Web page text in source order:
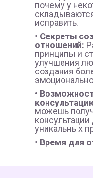
• Время для
•
можешь
уникальных
• Секреты
отношений:
принципы и
улучшения
создания
почему у
исправить.